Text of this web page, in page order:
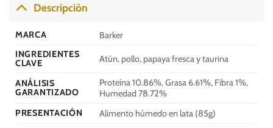
Descripción
MARCA
Barker
INGREDIENTES
CLAVE
Atún, pollo, papaya fresca y taurina
ANÁLISIS
GARANTIZADO
Proteína 10.86%, Grasa 6.61%, Fibra 1%,
Humedad 78.72%
PRESENTACIÓN
Alimento húmedo en lata (85g)